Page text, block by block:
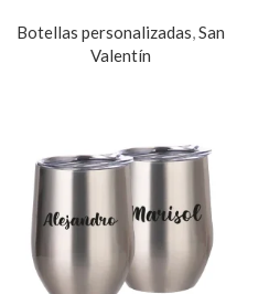
Botellas personalizadas,San
Valentín